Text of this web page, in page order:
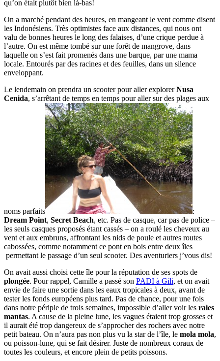
qu’on était plutôt bien là-bas!
On a marché pendant des heures, en mangeant le vent comme disent
les Indonésiens. Très optimistes face aux distances, qui nous ont
valu de bonnes heures le long des falaises, d’une crique perdue à
l’autre. On est même tombé sur une forêt de mangrove, dans
laquelle on s’est fait promenés dans une barque, par une mama
locale. Entourés par des racines et des feuilles, dans un silence
enveloppant.
Le lendemain on prendra un scooter pour aller explorerNusa
Cenida, s’arrêtant de temps en temps pour aller sur des plages aux
noms parfaits
:
Dream Point, Secret Beach, etc. Pas de casque, car pas de police –
les seuls casques proposés étant cassés – on a roulé les cheveux au
vent et aux embruns, affrontant les nids de poule et autres routes
cabossées, comme notamment ce pont en bois entre deux îles
permettant le passage d’un seul scooter. Des aventuriers j’vous dis!
On avait aussi choisi cette île pour la réputation de ses spots de
plongée. Pour rappel, Camille a passé son PADI à Gili, et on avait
envie de faire une sortie dans les eaux tropicales à deux, avant de
tester les fonds européens plus tard. Pas de chance, pour une fois
dans notre périple de trois semaines, impossible d’aller voir les raies
mantas. A cause de la pleine lune, les vagues étaient trop grosses et
il aurait été trop dangereux de s’approcher des rochers avec notre
petit bateau. On n’aura pas non plus vu la star de l’île, le mola mola,
ou poisson-lune, qui se fait désirer. Juste de nombreux coraux de
toutes les couleurs, et encore plein de petits poissons.